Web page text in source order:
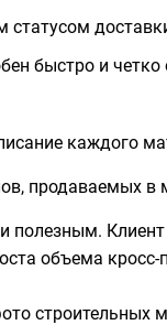
статусом
быстро и
каждого
продаваемых
полезным.
объема
строительных